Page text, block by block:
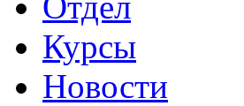
Курсы
Новости